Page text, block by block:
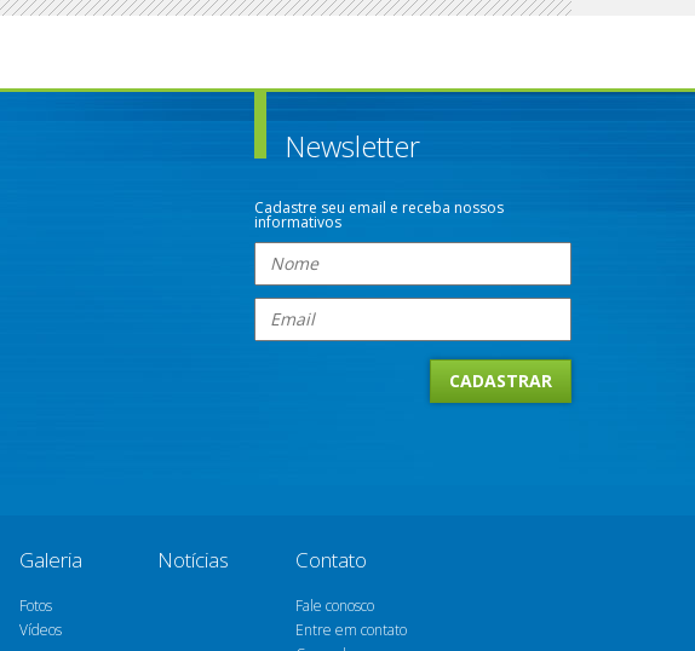
Newsletter
Cadastre seu email e receba nossos
informativos
Galeria
Fotos
Vídeos
Notícias Contato
Fale conosco
Entre em contato